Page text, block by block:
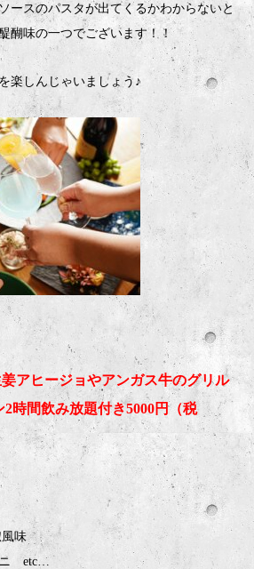
ースのパスタが出てくるかわからないと
醐味の一つでございます！！
楽しんじゃいましょう♪
アヒージョやアンガス牛のグリル
時間飲み放題付き5000円（税
風味
ニ etc…